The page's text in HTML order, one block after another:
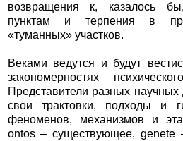
возвращения к, казалось
пунктам и терпения в
«туманных» участков.
Веками ведутся и будут
закономерностях
Представители разных
свои трактовки, подходы и
феноменов, механизмов и
ontos – существующее, genete